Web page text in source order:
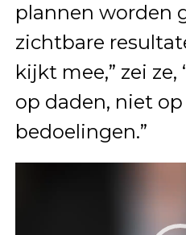
plannen worden
zichtbare
kijkt mee,” zei
op daden, niet
bedoelingen.”